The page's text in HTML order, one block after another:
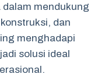
mendukung
dan
menghadapi
solusi ideal